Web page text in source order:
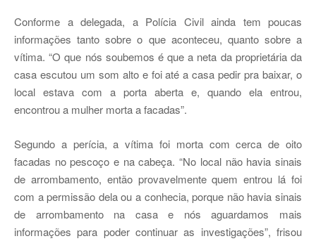
Conforme a delegada, a Polícia Civil ainda tem poucas
informações tanto sobre o que aconteceu, quanto sobre a
vítima. “O que nós soubemos é que a neta da proprietária da
casa escutou um som alto e foi até a casa pedir pra baixar, o
local estava com a porta aberta e, quando ela entrou,
encontrou a mulher morta a facadas”.
Segundo a perícia, a vítima foi morta com cerca de oito
facadas no pescoço e na cabeça. “No local não havia sinais
de arrombamento, então provavelmente quem entrou lá foi
com a permissão dela ou a conhecia, porque não havia sinais
de arrombamento na casa e nós aguardamos mais
informações para poder continuar as investigações”, frisou